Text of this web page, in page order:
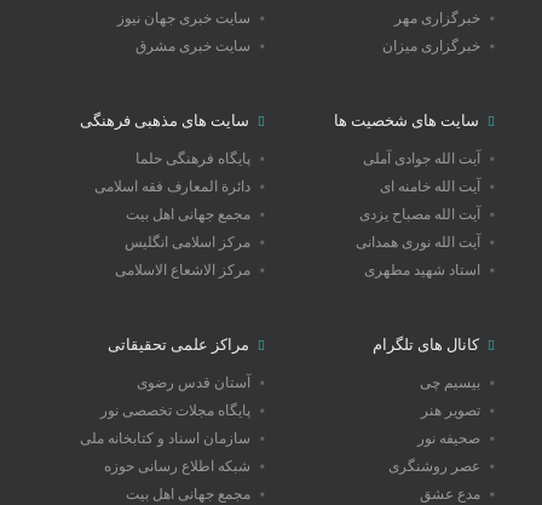
خبرگزاری مهر
خبرگزاری میزان
سایت خبری جهان نیوز
سایت خبری مشرق
سایت های شخصیت ها
آیت الله جوادی آملی
آیت الله خامنه ای
آیت الله مصباح یزدی
آیت الله نوری همدانی
استاد شهید مطهری
سایت های مذهبی فرهنگی
پایگاه فرهنگی حلما
دائرة المعارف فقه اسلامی
مجمع جهانی اهل بیت
مرکز اسلامی انگلیس
مرکز الاشعاع الاسلامی
کانال های تلگرام
بیسیم چی
تصویر هنر
صحیفه نور
عصر روشنگری
مدع عشق
مراکز علمی تحقیقاتی
آستان قدس رضوی
پایگاه مجلات تخصصی نور
سازمان اسناد و کتابخانه ملی
شبکه اطلاع رسانی حوزه
مجمع جهانی اهل بیت